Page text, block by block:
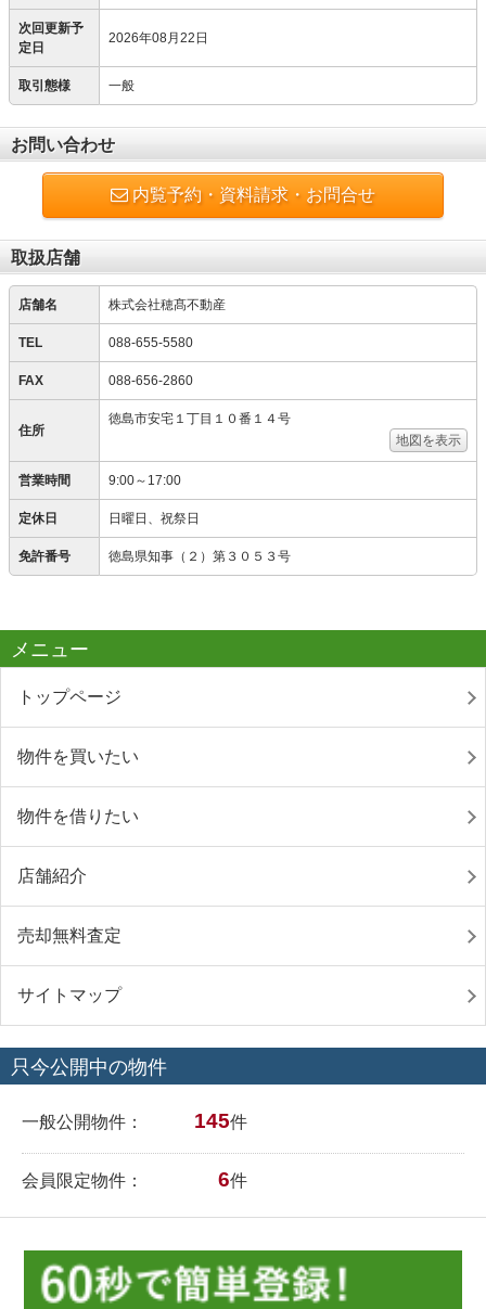
次回更新予
定日
2026年08月22日
取引態様 一般
お問い合わせ
内覧予約・資料請求・お問合せ
取扱店舗
店舗名 株式会社穂髙不動産
TEL 088-655-5580
FAX 088-656-2860
住所
徳島市安宅１丁目１０番１４号
地図を表示
営業時間 9:00～17:00
定休日 日曜日、祝祭日
免許番号 徳島県知事（２）第３０５３号
メニュー
トップページ
物件を買いたい
物件を借りたい
店舗紹介
売却無料査定
サイトマップ
只今公開中の物件
一般公開物件： 145件
会員限定物件： 6件